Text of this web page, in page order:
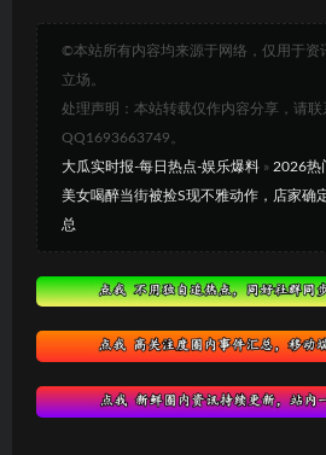
©本站所有内容均来源于网络，仅用于资
立场。
处理声明：本站转载仅作内容分享，请联
QQ1693663749。
大瓜实时报-每日热点-娱乐爆料 » 2026热
美女喝醉当街被捡S现不雅动作，店家确
总